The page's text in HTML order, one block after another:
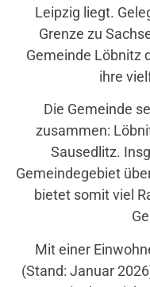
Leipzig liegt.
Grenze zu
Gemeinde Löbnitz
ihre
Die Gemeinde
zusammen:
Sausedlitz.
Gemeindegebiet
bietet somit viel
Mit einer
(Stand: Januar